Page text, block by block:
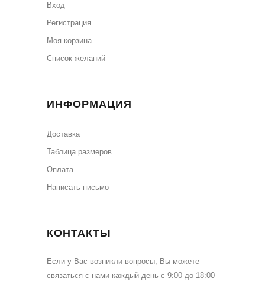
Вход
Регистрация
Моя корзина
Cписок желаний
ИНФОРМАЦИЯ
Доставка
Таблица размеров
Оплата
Написать письмо
КОНТАКТЫ
Если у Вас возникли вопросы, Вы можете
связаться с нами каждый день с 9:00 до 18:00